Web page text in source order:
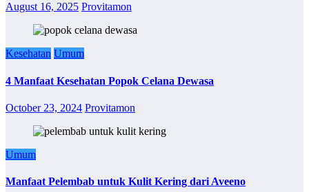
August 16, 2025 Provitamon
Kesehatan Umum
4 Manfaat Kesehatan Popok Celana Dewasa
October 23, 2024 Provitamon
Umum
Manfaat Pelembab untuk Kulit Kering dari Aveeno